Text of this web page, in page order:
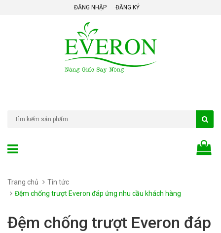
ĐĂNG NHẬP ĐĂNG KÝ
Trang chủ
Tin tức
Đệm chống trượt Everon đáp ứng nhu cầu khách hàng
Đệm chống trượt Everon đáp